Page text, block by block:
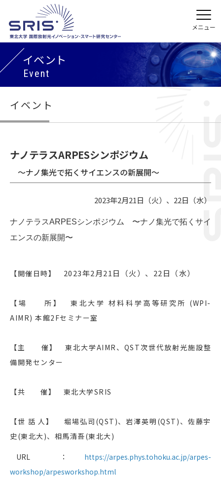
イベント
Event
イベント
ナノテラスARPESシンポジウム
〜ナノ集光で拓くサイエンスの新展開〜
2023年2月21日（火）、22日（水）
ナノテラスARPESシンポジウム 〜ナノ集光で拓くサイ
エンスの新展開〜
【開催日時】 2023年2月21日（火）、22日（水）
【場 所】 東北大学 材料科学高等研究所 (WPI-
AIMR) 本館2Fセミナー室
【主 催】 東北大学AIMR、QST次世代放射光施設整
備開発センター
【共 催】 東北大学SRIS
【世 話 人】 堀場弘司(QST)、岩澤英明(QST)、佐藤宇
史(東北大)、相馬清吾(東北大)
URL ： https://arpes.phys.tohoku.ac.jp/arpes-
workshop/arpesworkshop.html